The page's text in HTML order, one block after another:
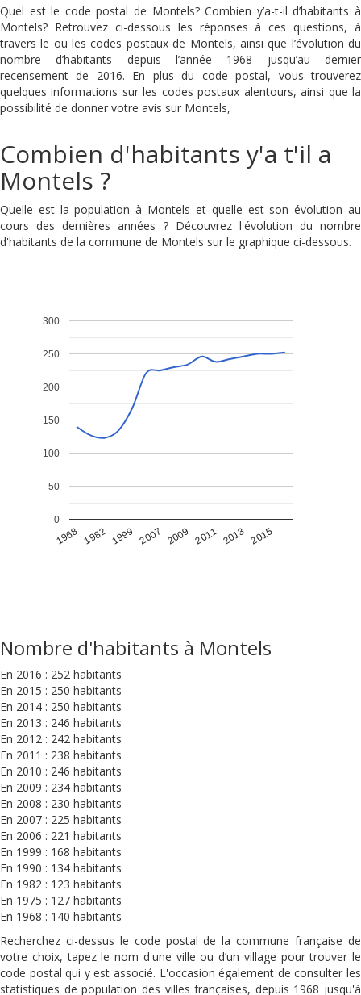
Quel est le code postal de Montels? Combien y’a-t-il d’habitants à
Montels? Retrouvez ci-dessous les réponses à ces questions, à
travers le ou les codes postaux de Montels, ainsi que l’évolution du
nombre d’habitants depuis l’année 1968 jusqu’au dernier
recensement de 2016. En plus du code postal, vous trouverez
quelques informations sur les codes postaux alentours, ainsi que la
possibilité de donner votre avis sur Montels,
Combien d'habitants y'a t'il a
Montels ?
Quelle est la population à Montels et quelle est son évolution au
cours des dernières années ? Découvrez l'évolution du nombre
d'habitants de la commune de Montels sur le graphique ci-dessous.
1968 1982 1999 2007 2009 2011 2013 2015
0
50
100
150
200
250
300
Nombre d'habitants à Montels
En 2016 : 252 habitants
En 2015 : 250 habitants
En 2014 : 250 habitants
En 2013 : 246 habitants
En 2012 : 242 habitants
En 2011 : 238 habitants
En 2010 : 246 habitants
En 2009 : 234 habitants
En 2008 : 230 habitants
En 2007 : 225 habitants
En 2006 : 221 habitants
En 1999 : 168 habitants
En 1990 : 134 habitants
En 1982 : 123 habitants
En 1975 : 127 habitants
En 1968 : 140 habitants
Recherchez ci-dessus le code postal de la commune française de
votre choix, tapez le nom d'une ville ou d’un village pour trouver le
code postal qui y est associé. L'occasion également de consulter les
statistiques de population des villes françaises, depuis 1968 jusqu'à